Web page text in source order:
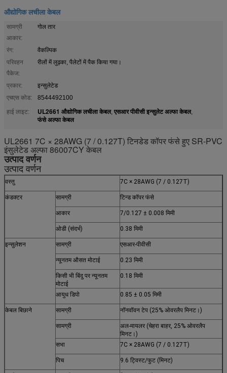
औद्योगिक लचीला केबल
सामग्री
आकार:
गोल तार
रंग:
वैकल्पिक
परिवहन
पैकेज:
रीलों में लुढ़का, पैलेटों में पैक किया गया।
प्रकार:
इन्सुलेटेड
एचएस कोड:
8544492100
हाई लाइट:
UL2661 औद्योगिक लचीला केबल, एसआर पीवीसी इन्सुलेट अल्फा केबल,
फंसे अल्फा केबल
UL2661 7C × 28AWG (7 / 0.127T) टिनडेड कॉपर फंसे हुए SR-PVC
इंसुलेटेड अल्फा 86007CY केबल
उत्पाद वर्णन
उत्पाद वर्णन
वस्तु 7C × 28AWG (7 / 0.127T)
कंडक्टर सामग्री टिन्ड कॉपर फंसे
आकार 7/0.127 ± 0.008 मिमी
ओडी (संदर्भ) 0.38 मिमी
इन्सुलेशन सामग्री एसआर-पीवीसी
न्यूनतम औसत मोटाई 0.23 मिमी
किसी भी बिंदु पर न्यूनतम
मोटाई
0.18 मिमी
आयुध डिपो 0.85 ± 0.05 मिमी
केबल बिछाने सामग्री नॉनवॉवन टेप (25% ओवरलैप मिनट।)
सामग्री
अल-मायलर (चेहरा बाहर, 25% ओवरलैप
मिनट।)
सभा
7C × 28AWG (7 / 0.127T)
पिच 9.6 ट्विस्ट/फुट (मिनट)